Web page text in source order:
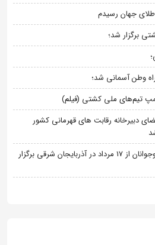
جهان رسیدم
برگزار شد؛
وطن آسمانی شد؛
تیم‌های ملی کشتی (فیلم)
دبیرخانه رقابت های قهرمانی کشور
اردوی تیم ملی کشتی ساحلی نوجوانان از 17 مرداد در آذربایجان شرقی برگزار